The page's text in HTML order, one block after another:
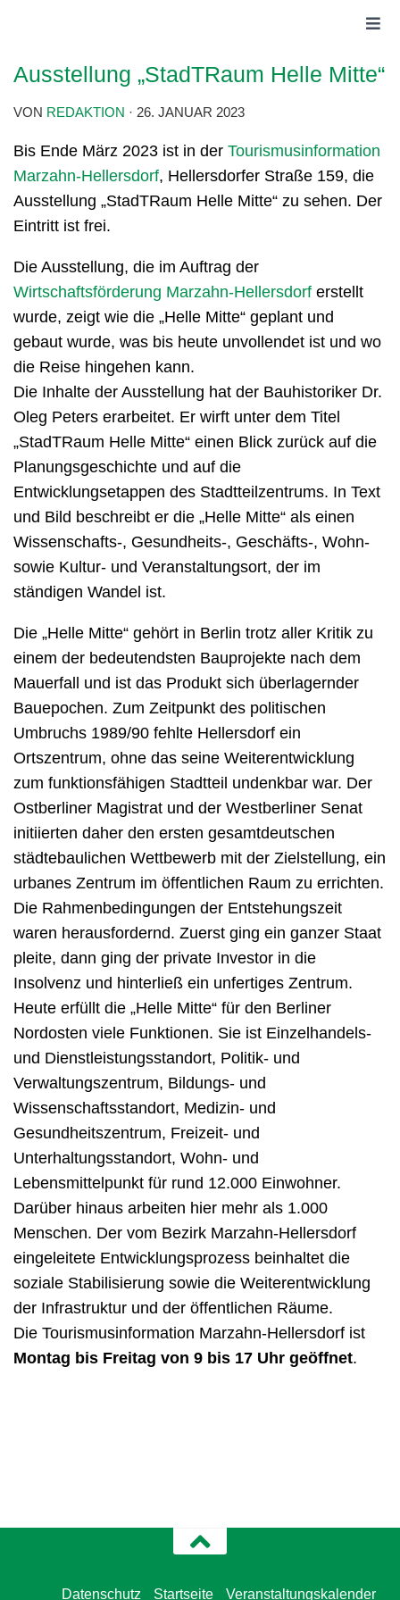
Ausstellung „StadTRaum Helle Mitte“
VON REDAKTION · 26. JANUAR 2023
Bis Ende März 2023 ist in der Tourismusinformation
Marzahn-Hellersdorf, Hellersdorfer Straße 159, die
Ausstellung „StadTRaum Helle Mitte“ zu sehen. Der
Eintritt ist frei.
Die Ausstellung, die im Auftrag der
Wirtschaftsförderung Marzahn-Hellersdorf erstellt
wurde, zeigt wie die „Helle Mitte“ geplant und
gebaut wurde, was bis heute unvollendet ist und wo
die Reise hingehen kann.
Die Inhalte der Ausstellung hat der Bauhistoriker Dr.
Oleg Peters erarbeitet. Er wirft unter dem Titel
„StadTRaum Helle Mitte“ einen Blick zurück auf die
Planungsgeschichte und auf die
Entwicklungsetappen des Stadtteilzentrums. In Text
und Bild beschreibt er die „Helle Mitte“ als einen
Wissenschafts-, Gesundheits-, Geschäfts-, Wohn-
sowie Kultur- und Veranstaltungsort, der im
ständigen Wandel ist.
Die „Helle Mitte“ gehört in Berlin trotz aller Kritik zu
einem der bedeutendsten Bauprojekte nach dem
Mauerfall und ist das Produkt sich überlagernder
Bauepochen. Zum Zeitpunkt des politischen
Umbruchs 1989/90 fehlte Hellersdorf ein
Ortszentrum, ohne das seine Weiterentwicklung
zum funktionsfähigen Stadtteil undenkbar war. Der
Ostberliner Magistrat und der Westberliner Senat
initiierten daher den ersten gesamtdeutschen
städtebaulichen Wettbewerb mit der Zielstellung, ein
urbanes Zentrum im öffentlichen Raum zu errichten.
Die Rahmenbedingungen der Entstehungszeit
waren herausfordernd. Zuerst ging ein ganzer Staat
pleite, dann ging der private Investor in die
Insolvenz und hinterließ ein unfertiges Zentrum.
Heute erfüllt die „Helle Mitte“ für den Berliner
Nordosten viele Funktionen. Sie ist Einzelhandels-
und Dienstleistungsstandort, Politik- und
Verwaltungszentrum, Bildungs- und
Wissenschaftsstandort, Medizin- und
Gesundheitszentrum, Freizeit- und
Unterhaltungsstandort, Wohn- und
Lebensmittelpunkt für rund 12.000 Einwohner.
Darüber hinaus arbeiten hier mehr als 1.000
Menschen. Der vom Bezirk Marzahn-Hellersdorf
eingeleitete Entwicklungsprozess beinhaltet die
soziale Stabilisierung sowie die Weiterentwicklung
der Infrastruktur und der öffentlichen Räume.
Die Tourismusinformation Marzahn-Hellersdorf ist
Montag bis Freitag von 9 bis 17 Uhr geöffnet.
Veranstaltungskalender
Startseite
Datenschutz